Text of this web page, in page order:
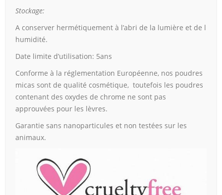
Stockage:
A conserver hermétiquement à l’abri de la lumière et de l
humidité.
Date limite d’utilisation: 5ans
Conforme à la réglementation Européenne, nos poudres
micas sont de qualité cosmétique, toutefois les poudres
contenant des oxydes de chrome ne sont pas
approuvées pour les lèvres.
Garantie sans nanoparticules et non testées sur les
animaux.